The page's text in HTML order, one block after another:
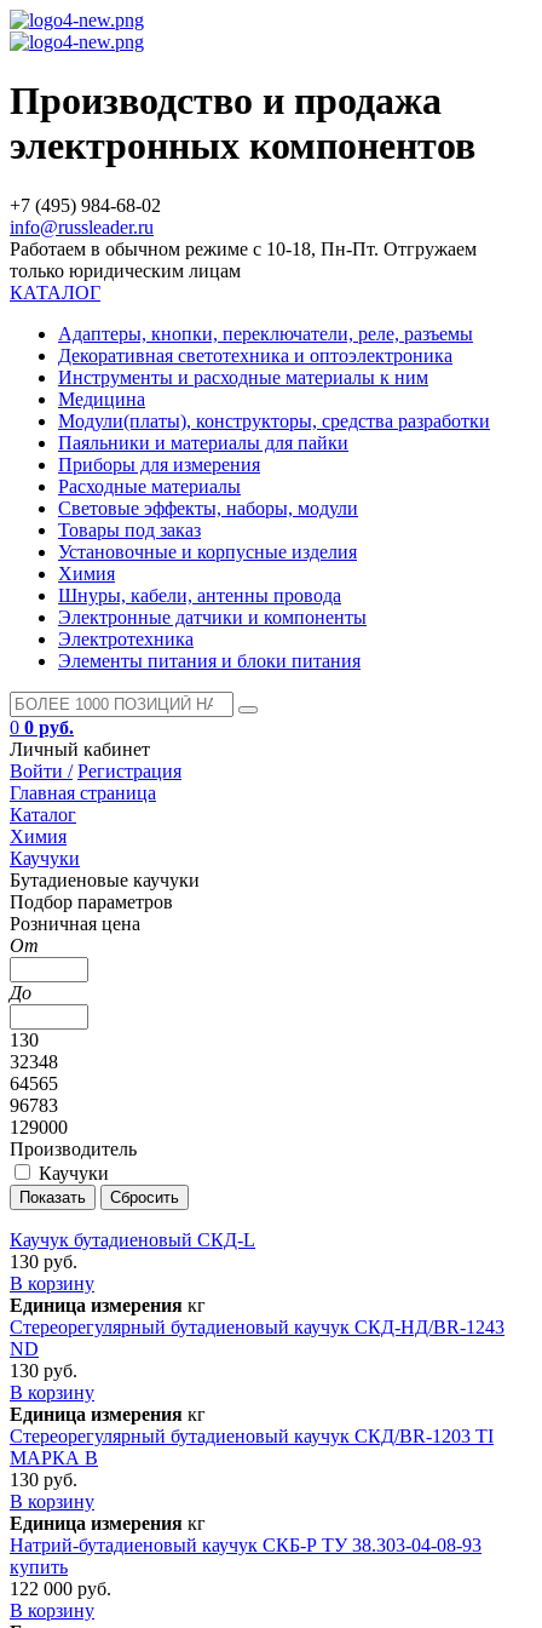
Производство и продажа
электронных компонентов
+7 (495) 984-68-02
info@russleader.ru
Работаем в обычном режиме с 10-18, Пн-Пт. Отгружаем
только юридическим лицам
КАТАЛОГ
Адаптеры, кнопки, переключатели, реле, разъемы
Декоративная светотехника и оптоэлектроника
Инструменты и расходные материалы к ним
Медицина
Модули(платы), конструкторы, средства разработки
Паяльники и материалы для пайки
Приборы для измерения
Расходные материалы
Световые эффекты, наборы, модули
Товары под заказ
Установочные и корпусные изделия
Химия
Шнуры, кабели, антенны провода
Электронные датчики и компоненты
Электротехника
Элементы питания и блоки питания
0 0 руб.
Личный кабинет
Войти / Регистрация
Главная страница
Каталог
Химия
Каучуки
Бутадиеновые каучуки
Подбор параметров
Розничная цена
От
До
130
32348
64565
96783
129000
Производитель
Каучуки
Каучук бутадиеновый СКД-L
130 руб.
В корзину
Единица измерения кг
Cтереорегулярный бутадиеновый каучук СКД-НД/BR-1243
ND
130 руб.
В корзину
Единица измерения кг
Cтереорегулярный бутадиеновый каучук СКД/BR-1203 TI
МАРКА В
130 руб.
В корзину
Единица измерения кг
Натрий-бутадиеновый каучук СКБ-Р ТУ 38.303-04-08-93
купить
122 000 руб.
В корзину